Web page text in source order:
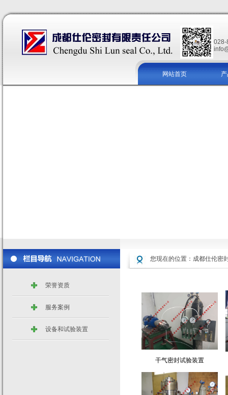
网站首页
028-
荣誉资质
服务案例
设备和试验装置
您现在的位置： 成都仕伦密
干气密封试验装置